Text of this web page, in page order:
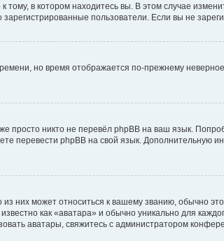
в котором находитесь вы. В этом случае
пользователи. Если вы не
но время отображается по-прежнему
просто никто не перевёл phpBB на ваш язык.
перевести phpBB на свой язык.
них может относиться к вашему званию, обычно
как «аватара» и обычно уникально для
аватары, свяжитесь с администратором